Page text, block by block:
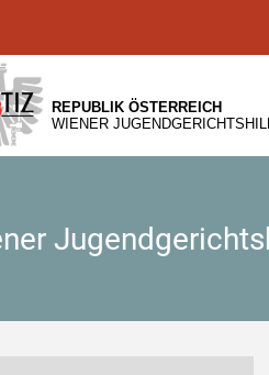
REPUBLIK ÖSTERREICH
WIENER